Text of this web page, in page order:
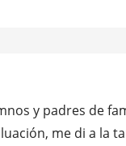
y padres de
me di a la